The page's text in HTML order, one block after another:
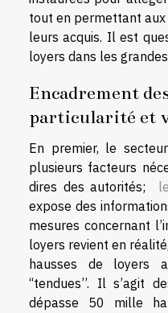
tout en permettant
leurs acquis. Il est
loyers dans les
Encadrement
particularité et
En premier, le
plusieurs facteurs
dires des autorités;
expose des
mesures concernant
loyers revient en
hausses de loyers
‘‘tendues’’. Il
dépasse 50 mille